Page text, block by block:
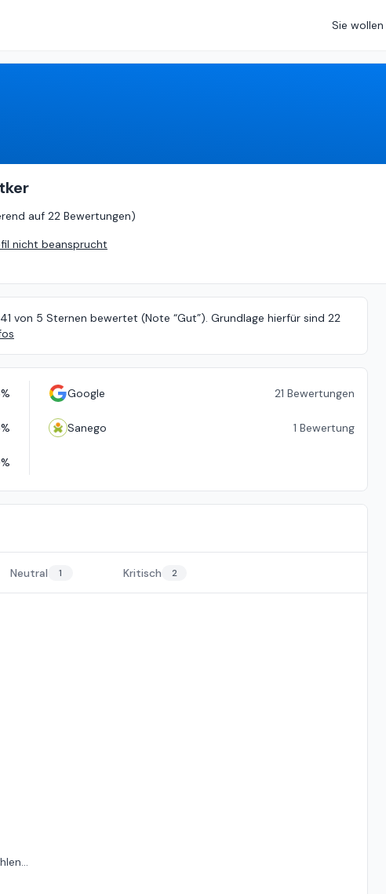
Sie
auf 22 Bewertungen)
nicht beansprucht
von 5 Sternen bewertet (Note “Gut”). Grundlage hierfür sind 22
Google 21 Bewertungen
Sanego 1 Bewertung
Neutral 1 Kritisch 2